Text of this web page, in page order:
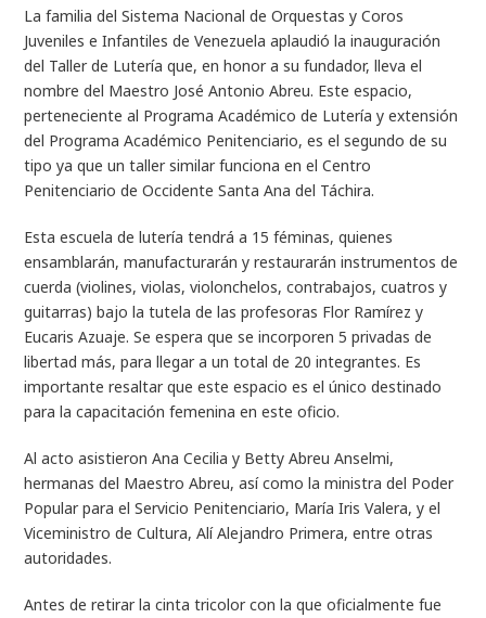
La familia del Sistema Nacional de Orquestas y Coros
Juveniles e Infantiles de Venezuela aplaudió la inauguración
del Taller de Lutería que, en honor a su fundador, lleva el
nombre del Maestro José Antonio Abreu. Este espacio,
perteneciente al Programa Académico de Lutería y extensión
del Programa Académico Penitenciario, es el segundo de su
tipo ya que un taller similar funciona en el Centro
Penitenciario de Occidente Santa Ana del Táchira.
Esta escuela de lutería tendrá a 15 féminas, quienes
ensamblarán, manufacturarán y restaurarán instrumentos de
cuerda (violines, violas, violonchelos, contrabajos, cuatros y
guitarras) bajo la tutela de las profesoras Flor Ramírez y
Eucaris Azuaje. Se espera que se incorporen 5 privadas de
libertad más, para llegar a un total de 20 integrantes. Es
importante resaltar que este espacio es el único destinado
para la capacitación femenina en este oficio.
Al acto asistieron Ana Cecilia y Betty Abreu Anselmi,
hermanas del Maestro Abreu, así como la ministra del Poder
Popular para el Servicio Penitenciario, María Iris Valera, y el
Viceministro de Cultura, Alí Alejandro Primera, entre otras
autoridades.
Antes de retirar la cinta tricolor con la que oficialmente fue